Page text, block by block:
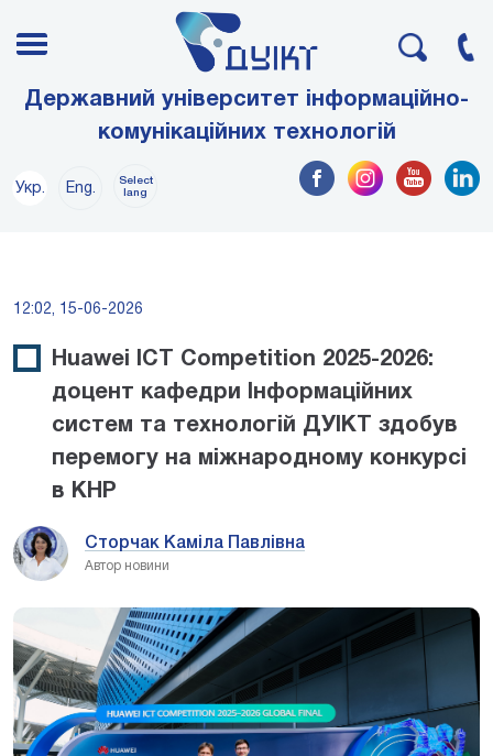
Державний університет інформаційно-
комунікаційних технологій
Укр. Eng.
Select
lang
12:02, 15-06-2026
Huawei ICT Competition 2025-2026:
доцент кафедри Інформаційних
систем та технологій ДУІКТ здобув
перемогу на міжнародному конкурсі
в КНР
Сторчак Каміла Павлівна
Автор новини